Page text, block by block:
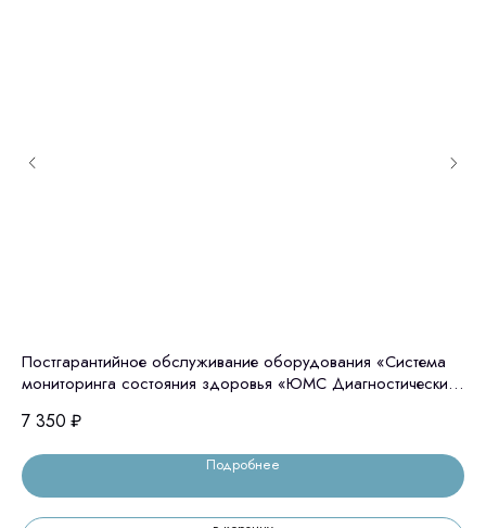
Постгарантийное обслуживание оборудования «Система
мониторинга состояния здоровья «ЮМС Диагностический
7 350 ₽
Подробнее